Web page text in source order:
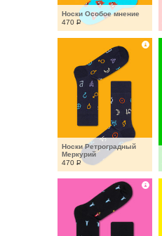
Носки Особое мнение
470 Р
Носки Ретроградный
Меркурий
470 Р